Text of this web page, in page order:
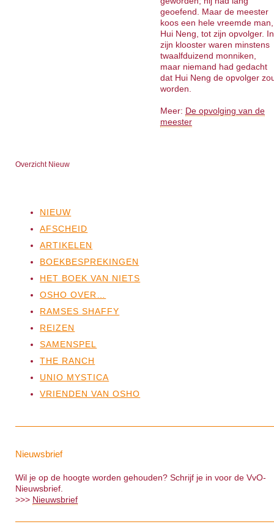
geoefend. Maar de meester
koos een hele vreemde man,
Hui Neng, tot zijn opvolger. In
zijn klooster waren minstens
twaalfduizend monniken,
maar niemand had gedacht
dat Hui Neng de opvolger
worden.
Meer: De opvolging van de
meester
Overzicht Nieuw
NIEUW
AFSCHEID
ARTIKELEN
BOEKBESPREKINGEN
HET BOEK VAN NIETS
OSHO OVER…
RAMSES SHAFFY
REIZEN
SAMENSPEL
THE RANCH
UNIO MYSTICA
VRIENDEN VAN OSHO
Nieuwsbrief
Wil je op de hoogte worden gehouden? Schrijf je in voor de VvO-
Nieuwsbrief.
>>> Nieuwsbrief